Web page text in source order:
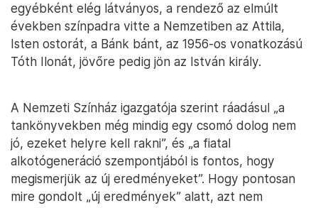
egyébként elég látványos, a rendező az elmúlt
években színpadra vitte a Nemzetiben az Attila,
Isten ostorát, a Bánk bánt, az 1956-os vonatkozású
Tóth Ilonát, jövőre pedig jön az István király.
A Nemzeti Színház igazgatója szerint ráadásul „a
tankönyvekben még mindig egy csomó dolog nem
jó, ezeket helyre kell rakni”, és „a fiatal
alkotógeneráció szempontjából is fontos, hogy
megismerjük az új eredményeket”. Hogy pontosan
mire gondolt „új eredmények” alatt, azt nem